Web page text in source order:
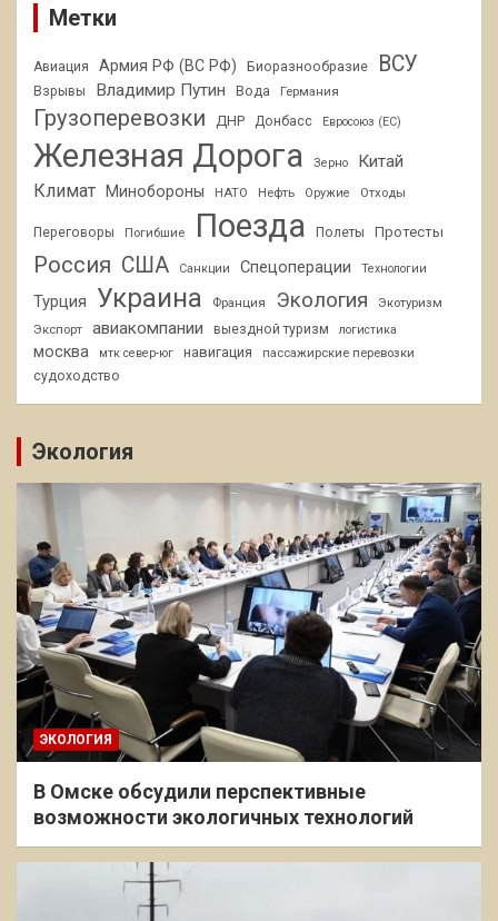
Метки
Авиация Армия РФ (ВС РФ) Биоразнообразие ВСУ
Взрывы Владимир Путин Вода Германия
Грузоперевозки ДНР Донбасс Евросоюз (ЕС)
Железная Дорога Зерно Китай
Климат Минобороны НАТО Нефть Оружие Отходы
Переговоры Погибшие Поезда Полеты Протесты
Россия США Санкции Спецоперации Технологии
Турция Украина Франция Экология
Экотуризм
Экспорт
авиакомпании выездной туризм логистика
москва мтк север-юг навигация
пассажирские перевозки
судоходство
Экология
ЭКОЛОГИЯ
В Омске обсудили перспективные
возможности экологичных технологий